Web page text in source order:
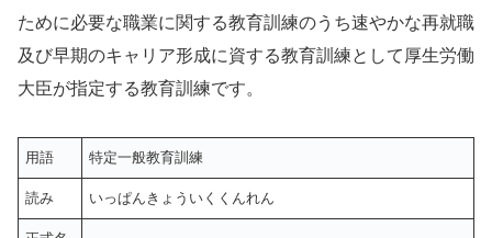
ために必要な職業に関する教育訓練のうち速やかな再就職
及び早期のキャリア形成に資する教育訓練として厚生労働
大臣が指定する教育訓練です。
用語 特定一般教育訓練
読み いっぱんきょういくくんれん